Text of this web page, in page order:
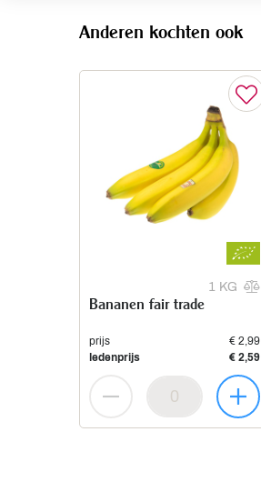
Anderen kochten ook
1 KG
Bananen fair trade
prijs
€ 2,99
ledenprijs
€ 2,59